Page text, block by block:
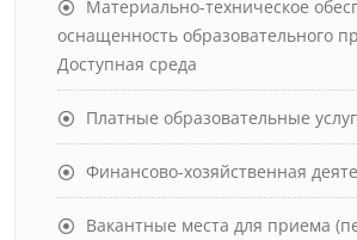
Материально-техническое
оснащенность образовательного
Доступная среда
Платные образовательные
Финансово-хозяйственная
Вакантные места для приема